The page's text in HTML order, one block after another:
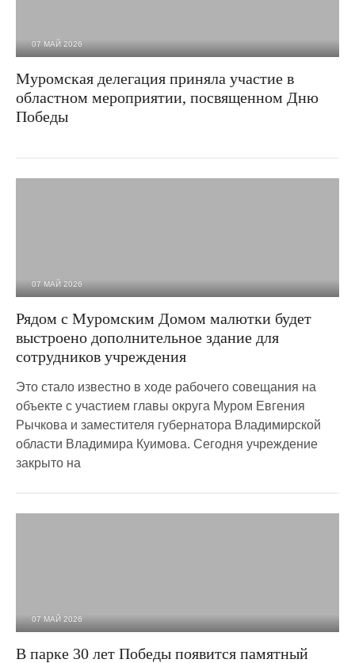
07 МАЙ 2026
Муромская делегация приняла участие в
областном мероприятии, посвященном Дню
Победы
07 МАЙ 2026
Рядом с Муромским Домом малютки будет
выстроено дополнительное здание для
сотрудников учреждения
Это стало известно в ходе рабочего совещания на
объекте с участием главы округа Муром Евгения
Рычкова и заместителя губернатора Владимирской
области Владимира Куимова. Сегодня учреждение
закрыто на
07 МАЙ 2026
В парке 30 лет Победы появится памятный